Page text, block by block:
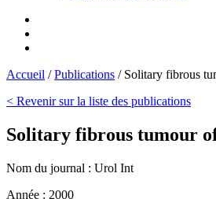
Accueil /Publications / Solitary fibrous
< Revenir sur la liste des publications
Solitary fibrous tumour
Nom du journal : Urol Int
Année : 2000